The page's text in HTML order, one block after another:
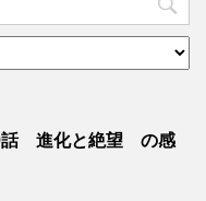
進化と絶望 の感